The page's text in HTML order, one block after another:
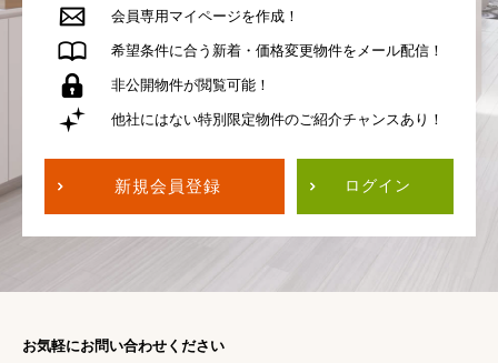
会員専用 マイページを作成！
希望条件に合う 新着・価格変更物件を メール配信！
非公開物件が閲覧可能！
他社にはない特別限定物件のご紹介チャンスあり！
新規会員登録 ログイン
お気軽にお問い合わせください